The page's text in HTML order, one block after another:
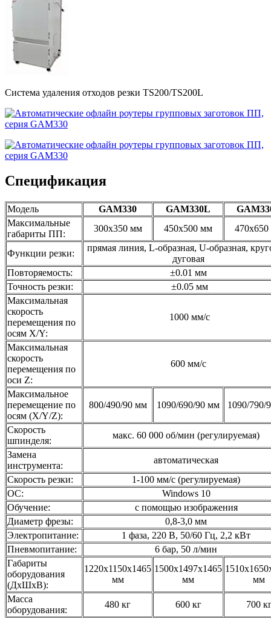
Система удаления отходов резки TS200/TS200L
Спецификация
Модель GAM330 GAM330L
Максимальные
габариты ПП:
300х350 мм 450х500 мм
Функции резки:
прямая линия, L-образная, U-образная,
дуговая
Повторяемость:
±0.01 мм
Точность резки:
±0.05 мм
Максимальная
скорость
перемещения по
осям X/Y:
1000 мм/с
Максимальная
скорость
перемещения по
оси Z:
600 мм/с
Максимальное
перемещение по
осям (X/Y/Z):
800/490/90 мм 1090/690/90 мм 1090/790/
Скорость
шпинделя:
макс. 60 000 об/мин (регулируемая)
Замена
инструмента:
автоматическая
Скорость резки:
1-100 мм/с (регулируемая)
ОС:
Windows 10
Обучение:
с помощью изображения
Диаметр фрезы:
0,8-3,0 мм
Электропитание:
1 фаза, 220 В, 50/60 Гц, 2,2 кВт
Пневмопитание:
6 бар, 50 л/мин
Габариты
оборудования
(ДхШхВ):
1220х1150х1465
мм
1500х1497х1465
мм
мм
Масса
оборудования:
480 кг 600 кг
700